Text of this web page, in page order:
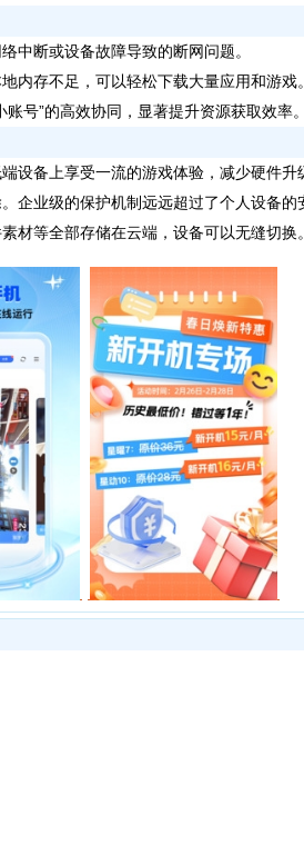
中断或设备故障导致的断网问题。
内存不足，可以轻松下载大量应用和游戏。
号”的高效协同，显著提升资源获取效率。
设备上享受一流的游戏体验，减少硬件升
企业级的保护机制远远超过了个人设备的
材等全部存储在云端，设备可以无缝切换。